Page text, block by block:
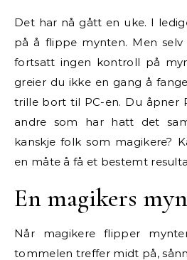
Det har nå gått en uke. I
på å flippe mynten. Men
fortsatt ingen kontroll på
greier du ikke en gang å
trille bort til PC-en. Du åpner
andre som har hatt det
kanskje folk som magikere?
en måte å få et bestemt
En magikers
Når magikere flipper
tommelen treffer midt på,